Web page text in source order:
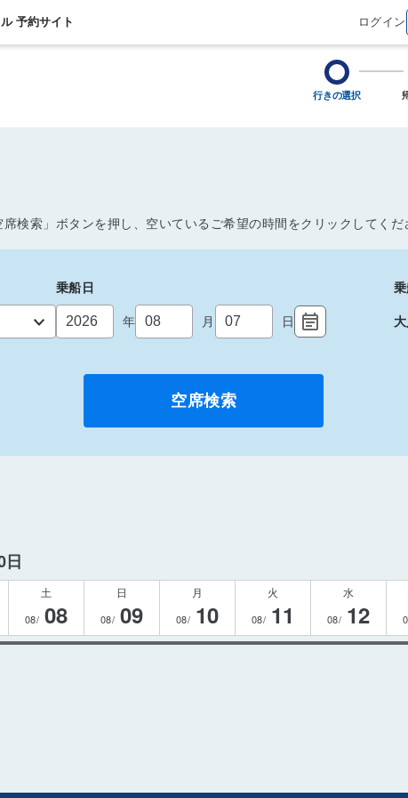
予約サイト ログイン
行きの選択
検索」ボタンを押し、空いているご希望の時間をクリックしてくだ
乗船日
年 月 日
空席検索
土
08/ 08
日
08/ 09
月
08/ 10
火
08/ 11
水
08/ 12